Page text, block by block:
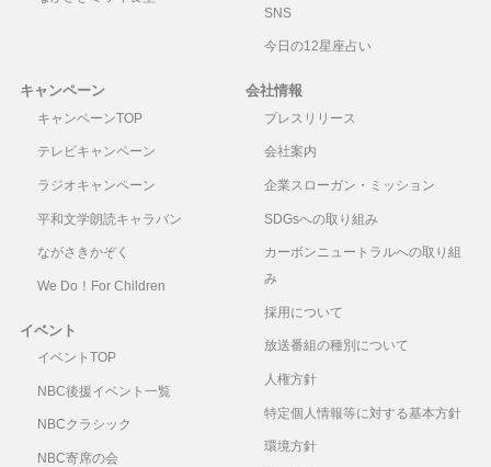
SNS
今日の12星座占い
キャンペーン
キャンペーンTOP
テレビキャンペーン
ラジオキャンペーン
平和文学朗読キャラバン
ながさきかぞく
We Do！For Children
イベント
イベントTOP
NBC後援イベント一覧
NBCクラシック
NBC寄席の会
会社情報
プレスリリース
会社案内
企業スローガン・ミッション
SDGsへの取り組み
カーボンニュートラルへの取り組
み
採用について
放送番組の種別について
人権方針
特定個人情報等に対する基本方針
環境方針